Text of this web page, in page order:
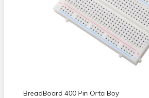
BreadBoard 400 Pin Orta Boy